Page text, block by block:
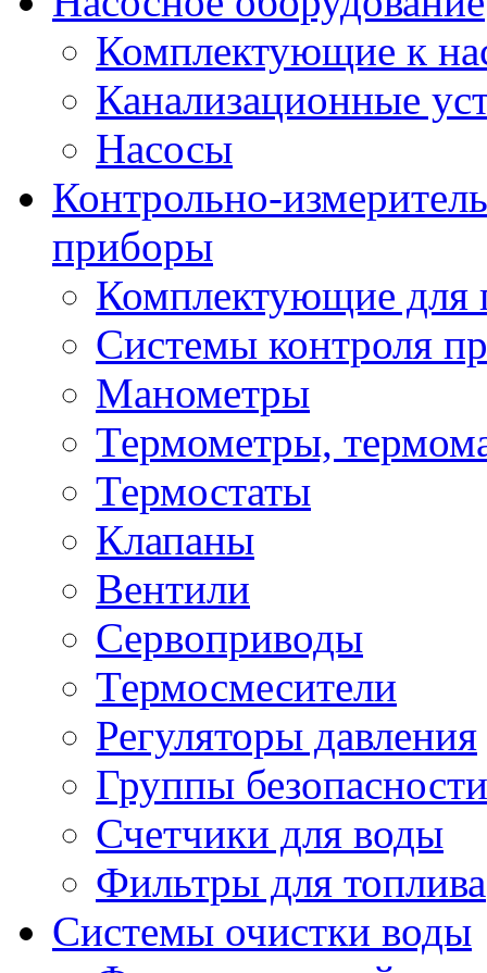
Комплектующие к
Канализационные
Насосы
Контрольно-
приборы
Комплектующие для
Системы контроля
Манометры
Термометры,
Термостаты
Клапаны
Вентили
Сервоприводы
Термосмесители
Регуляторы давления
Группы безопасности
Счетчики для воды
Фильтры для топлива
Системы очистки воды